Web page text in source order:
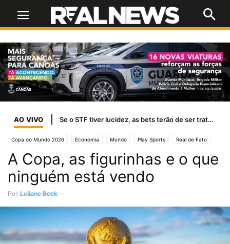
AO VIVO Se o STF tiver lucidez, as bets terão de ser tratadas como jogo de azar
Copa do Mundo 2026 Economia Mundo Play Sports Real de Fato
Real News Tribuna Livre
A Copa, as figurinhas e o que
ninguém está vendo
Por Leilane Beck -